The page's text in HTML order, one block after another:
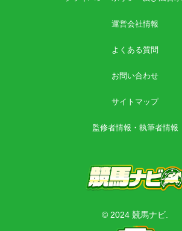
運営会社情報
よくある質問
お問い合わせ
サイトマップ
監修者情報・執筆者情報
© 2024 競馬ナビ.